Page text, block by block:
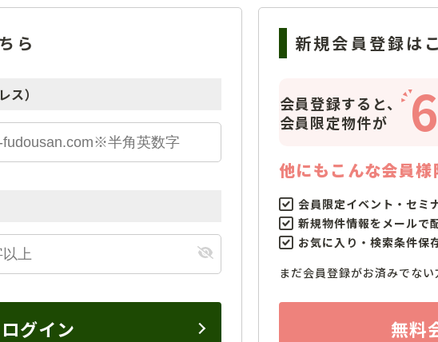
ら
ス）
ログイン
新規会員登録は
会員登録すると、
会員限定物件が
他にもこんな会員様
会員限定イベント・セミ
新規物件情報をメールで
お気に入り・検索条件保
まだ会員登録がお済みでない
無料